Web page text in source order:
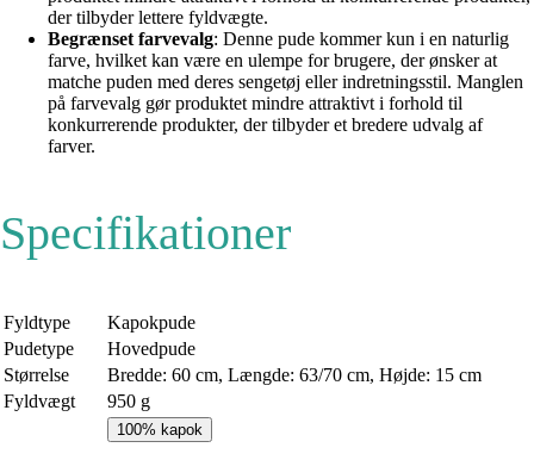
der tilbyder lettere fyldvægte.
Begrænset farvevalg: Denne pude kommer kun i en naturlig
farve, hvilket kan være en ulempe for brugere, der ønsker at
matche puden med deres sengetøj eller indretningsstil. Manglen
på farvevalg gør produktet mindre attraktivt i forhold til
konkurrerende produkter, der tilbyder et bredere udvalg af
farver.
Specifikationer
Fyldtype
Kapokpude
Pudetype
Hovedpude
Størrelse
Bredde: 60 cm, Længde: 63/70 cm, Højde: 15 cm
Fyldvægt
950 g
100% kapok